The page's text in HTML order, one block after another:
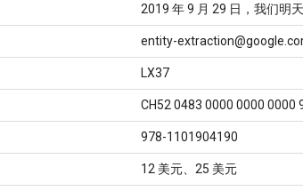
2019 年 9 月 29 日，我们明
entity-
LX37
CH52 0483 0000 0000 0000
978-1101904190
12 美元、25 美元